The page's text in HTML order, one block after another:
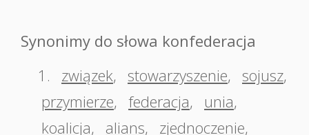
Synonimy do słowa konfederacja
1.
związek, stowarzyszenie, sojusz,
przymierze, federacja, unia,
koalicja, alians, zjednoczenie,